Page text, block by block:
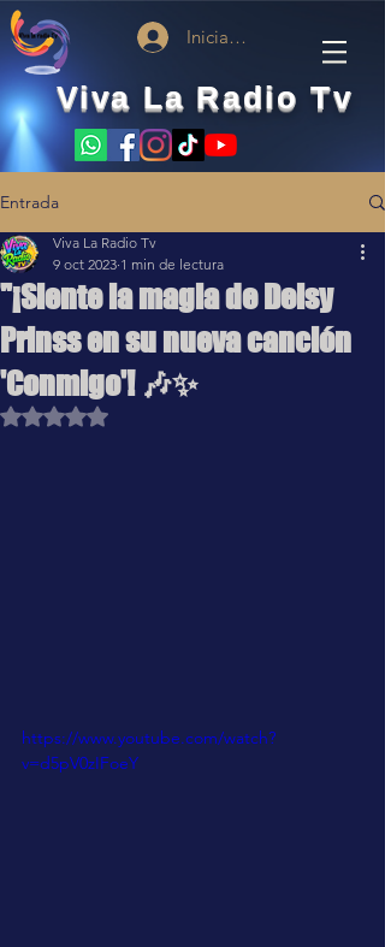
Viva La Radio Tv
Iniciar sesión
Entrada
"¡Siente la magia de Deisy
Prinss en su nueva canción
'Conmigo'! 🎶✨
Viva La Radio Tv
9 oct 2023 1 min de lectura
Obtuvo NaN de 5 estrellas.
https://www.youtube.com/watch?
v=d5pV0zIFoeY